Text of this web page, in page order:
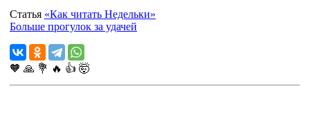
Статья «Как читать Недельки»
Больше прогулок за удачей
🧡 🙏 💐 🔥 👍 🤯